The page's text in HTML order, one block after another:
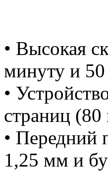
• Высокая
минуту и
•
страниц
• Передний
1,25 мм и